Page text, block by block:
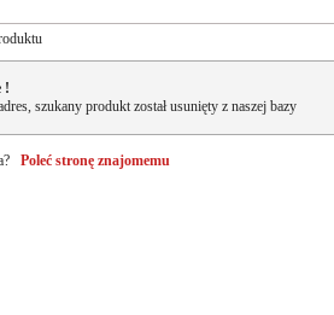
!
szukany produkt został usunięty z naszej bazy
Poleć stronę znajomemu